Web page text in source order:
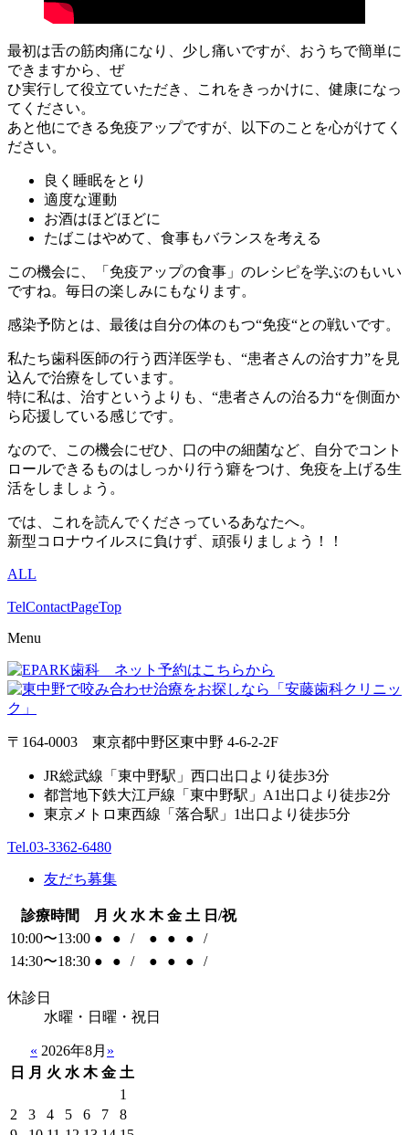
最初は舌の筋肉痛になり、少し痛いですが、おうちで簡単に
できますから、ぜ
ひ実行して役立ていただき、これをきっかけに、健康になっ
てください。
あと他にできる免疫アップですが、以下のことを心がけてく
ださい。
良く睡眠をとり
適度な運動
お酒はほどほどに
たばこはやめて、食事もバランスを考える
この機会に、「免疫アップの食事」のレシピを学ぶのもいい
ですね。毎日の楽しみにもなります。
感染予防とは、最後は自分の体のもつ“免疫“との戦いです。
私たち歯科医師の行う西洋医学も、“患者さんの治す力”を見
込んで治療をしています。
特に私は、治すというよりも、“患者さんの治る力“を側面か
ら応援している感じです。
なので、この機会にぜひ、口の中の細菌など、自分でコント
ロールできるものはしっかり行う癖をつけ、免疫を上げる生
活をしましょう。
では、これを読んでくださっているあなたへ。
新型コロナウイルスに負けず、頑張りましょう！！
ALL
TelContactPageTop
Menu
〒164-0003 東京都中野区東中野 4-6-2-2F
JR総武線「東中野駅」西口出口より徒歩3分
都営地下鉄大江戸線「東中野駅」A1出口より徒歩2分
東京メトロ東西線「落合駅」1出口より徒歩5分
Tel.03-3362-6480
友だち募集
診療時間 月 火 水 木 金 土 日/祝
10:00〜13:00 ● ● / ● ● ●
/
14:30〜18:30 ● ● / ● ● ● /
休診日
水曜・日曜・祝日
« 2026年8月 »
日
月 火 水 木 金 土
1
2
3 4 5 6 7
8